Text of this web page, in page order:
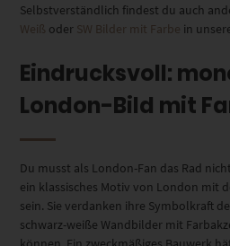
Selbstverständlich findest du auch
Weiß oder SW Bilder mit Farbe in
Eindrucksvoll:
London-Bild mit
Du musst als London-Fan das Rad
ein klassisches Motiv von London mit
sein. Sie verdanken ihre Symbolkraft
schwarz-weiße Wandbilder mit